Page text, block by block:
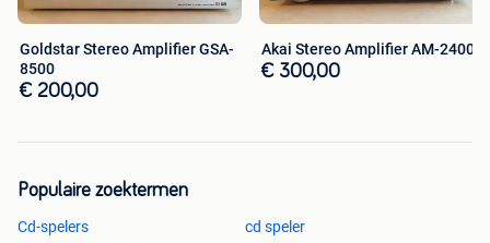
Goldstar Stereo Amplifier GSA-
8500
€ 200,00
Akai Stereo Amplifier AM-2400
€ 300,00
Populaire zoektermen
Cd-spelers
cd speler